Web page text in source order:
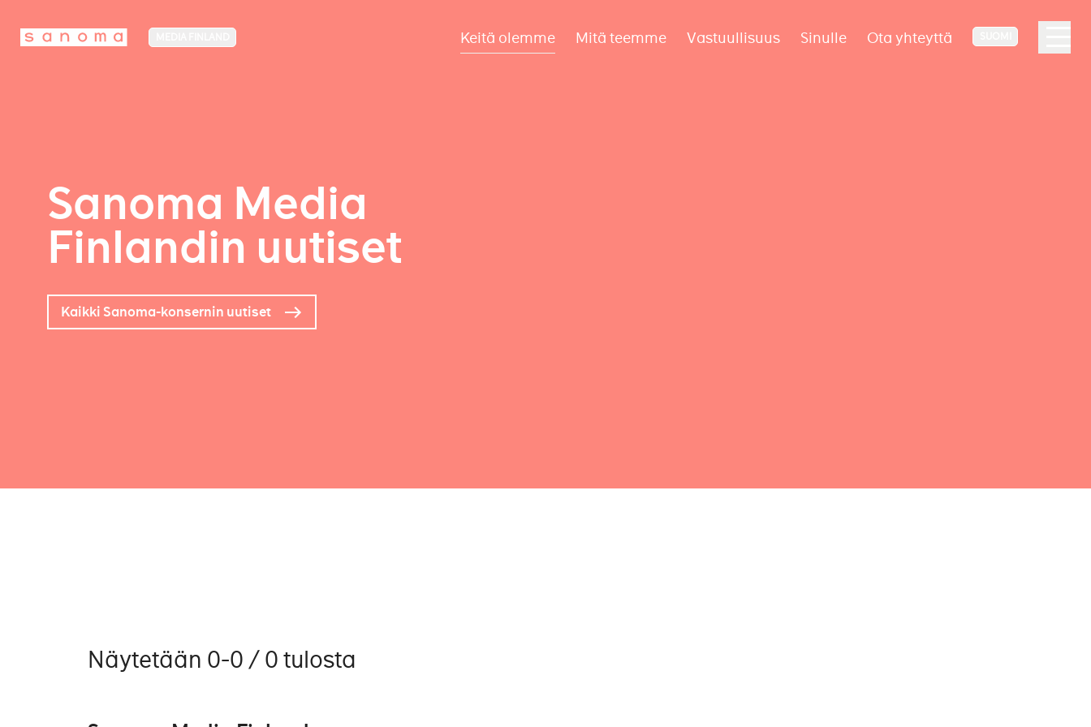
Keitä olemme Mitä teemme Vastuullisuus Sinulle Ota yhteyttä
Sanoma Media
Finlandin uutiset
Kaikki Sanoma-konsernin uutiset
Näytetään 0-0 / 0 tulosta